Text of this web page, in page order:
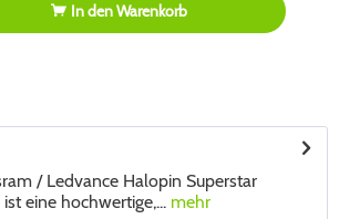
In denWarenkorb
/ Ledvance Halopin Superstar
eine hochwertige,... mehr